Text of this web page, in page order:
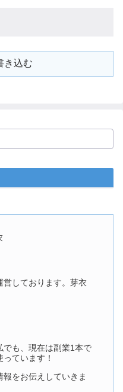
き込む
営しております。芽衣
でも、現在は副業1本で
ています！
をお伝えしていきま